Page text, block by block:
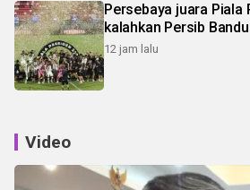
Persebaya juara Piala
kalahkan Persib
12 jam lalu
Video